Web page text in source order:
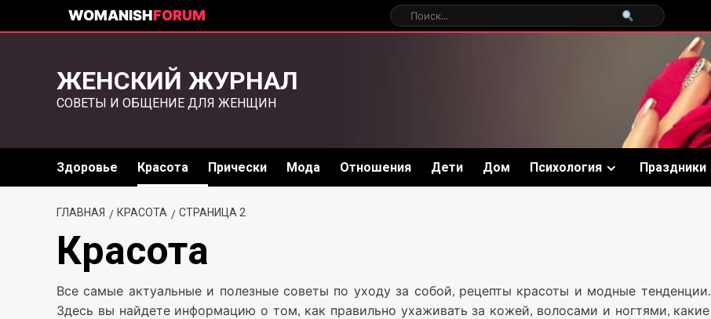
WOMANISHFORUM
ЖЕНСКИЙ ЖУРНАЛ
СОВЕТЫ И ОБЩЕНИЕ ДЛЯ ЖЕНЩИН
Здоровье Красота Прически Мода Отношения Дети Дом Психология Праздники
ГЛАВНАЯ КРАСОТА СТРАНИЦА 2
Красота
Все самые актуальные и полезные советы по уходу за собой, рецепты красоты и модные тенденции.
Здесь вы найдете информацию о том, как правильно ухаживать за кожей, волосами и ногтями, какие